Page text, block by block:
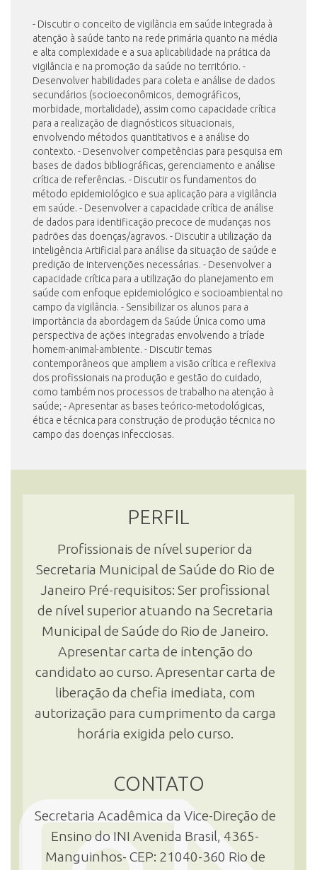
INSCRIÇÃO E SELEÇÃO
CONTATO
- Discutir o conceito de vigilância em saúde integrada à
atenção à saúde tanto na rede primária quanto na média
e alta complexidade e a sua aplicabilidade na prática da
vigilância e na promoção da saúde no território. -
Desenvolver habilidades para coleta e análise de dados
secundários (socioeconômicos, demográficos,
morbidade, mortalidade), assim como capacidade crítica
para a realização de diagnósticos situacionais,
envolvendo métodos quantitativos e a análise do
contexto. - Desenvolver competências para pesquisa em
bases de dados bibliográficas, gerenciamento e análise
crítica de referências. - Discutir os fundamentos do
método epidemiológico e sua aplicação para a vigilância
em saúde. - Desenvolver a capacidade crítica de análise
de dados para identificação precoce de mudanças nos
padrões das doenças/agravos. - Discutir a utilização da
inteligência Artificial para análise da situação de saúde e
predição de intervenções necessárias. - Desenvolver a
capacidade crítica para a utilização do planejamento em
saúde com enfoque epidemiológico e socioambiental no
campo da vigilância. - Sensibilizar os alunos para a
importância da abordagem da Saúde Única como uma
perspectiva de ações integradas envolvendo a tríade
homem-animal-ambiente. - Discutir temas
contemporâneos que ampliem a visão crítica e reflexiva
dos profissionais na produção e gestão do cuidado,
como também nos processos de trabalho na atenção à
saúde; - Apresentar as bases teórico-metodológicas,
ética e técnica para construção de produção técnica no
campo das doenças infecciosas.
PERFIL
Profissionais de nível superior da
Secretaria Municipal de Saúde do Rio de
Janeiro Pré-requisitos: Ser profissional
de nível superior atuando na Secretaria
Municipal de Saúde do Rio de Janeiro.
Apresentar carta de intenção do
candidato ao curso. Apresentar carta de
liberação da chefia imediata, com
autorização para cumprimento da carga
horária exigida pelo curso.
CONTATO
Secretaria Acadêmica da Vice-Direção de
Ensino do INI Avenida Brasil, 4365-
Manguinhos- CEP: 21040-360 Rio de